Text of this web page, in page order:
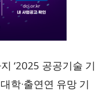
‘2025 공공기술 기
학·출연연 유망 기